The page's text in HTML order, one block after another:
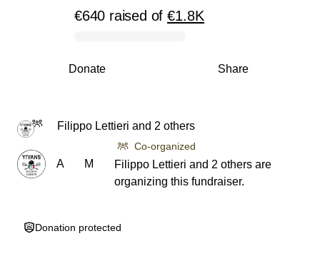
0% complete
€640 raised of €1.8K
Share
Donate
Filippo Lettieri and 2 others
M
A
Co-organized
Filippo Lettieri and 2 others are
organizing this fundraiser.
Donation protected